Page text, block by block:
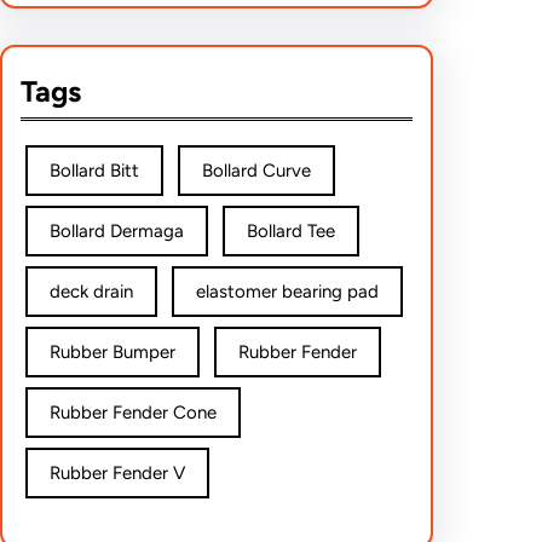
Tags
Bollard Bitt Bollard Curve
Bollard Dermaga Bollard Tee
deck drain elastomer bearing pad
Rubber Bumper Rubber Fender
Rubber Fender Cone
Rubber Fender V